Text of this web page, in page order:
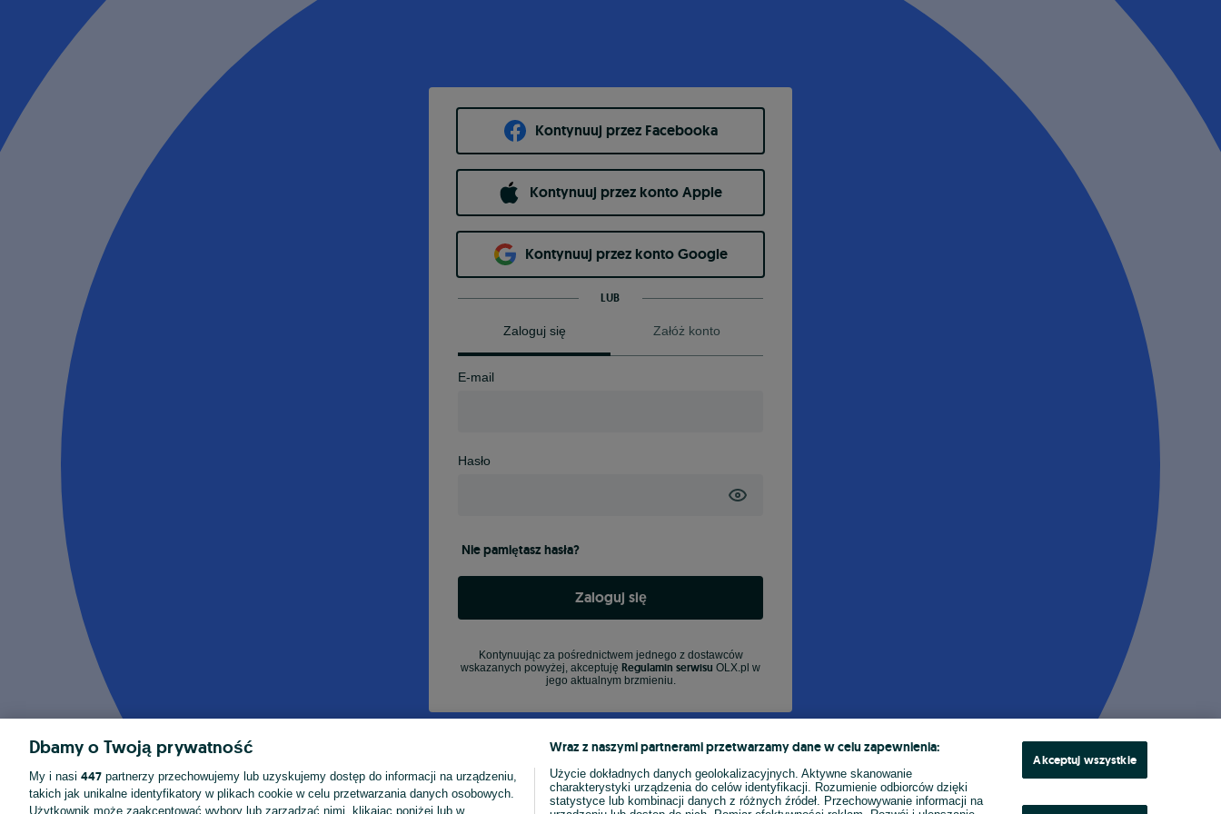
Kontynuuj przez Facebooka
Kontynuuj przez konto Apple
Kontynuuj przez konto Google
LUB
Zaloguj się Załóż konto
E-mail
Hasło
Nie pamiętasz hasła?
Zaloguj się
Kontynuując za pośrednictwem jednego z dostawców
wskazanych powyżej, akceptuję Regulamin serwisu OLX.pl w
jego aktualnym brzmieniu.
Dbamy o Twoją prywatność
My i nasi 447 partnerzy przechowujemy lub uzyskujemy dostęp do informacji na urządzeniu,
takich jak unikalne identyfikatory w plikach cookie w celu przetwarzania danych osobowych.
Użytkownik może zaakceptować wybory lub zarządzać nimi, klikając poniżej lub w
Wraz z naszymi partnerami przetwarzamy dane w celu zapewnienia:
Użycie dokładnych danych geolokalizacyjnych. Aktywne skanowanie
charakterystyki urządzenia do celów identyfikacji. Rozumienie odbiorców dzięki
statystyce lub kombinacji danych z różnych źródeł. Przechowywanie informacji na
Akceptuj wszystkie